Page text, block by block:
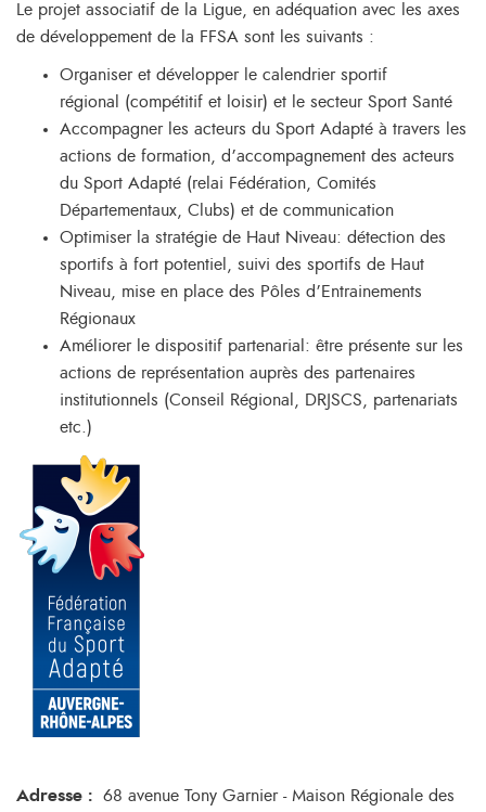
Le projet associatif de la Ligue, en adéquation avec les axes
de développement de la FFSA sont les suivants :
Organiser et développer le calendrier sportif
régional (compétitif et loisir) et le secteur Sport Santé
Accompagner les acteurs du Sport Adapté à travers les
actions de formation, d’accompagnement des acteurs
du Sport Adapté (relai Fédération, Comités
Départementaux, Clubs) et de communication
Optimiser la stratégie de Haut Niveau: détection des
sportifs à fort potentiel, suivi des sportifs de Haut
Niveau, mise en place des Pôles d’Entrainements
Régionaux
Améliorer le dispositif partenarial: être présente sur les
actions de représentation auprès des partenaires
institutionnels (Conseil Régional, DRJSCS, partenariats
etc.)
Adresse :
68 avenue Tony Garnier - Maison Régionale des